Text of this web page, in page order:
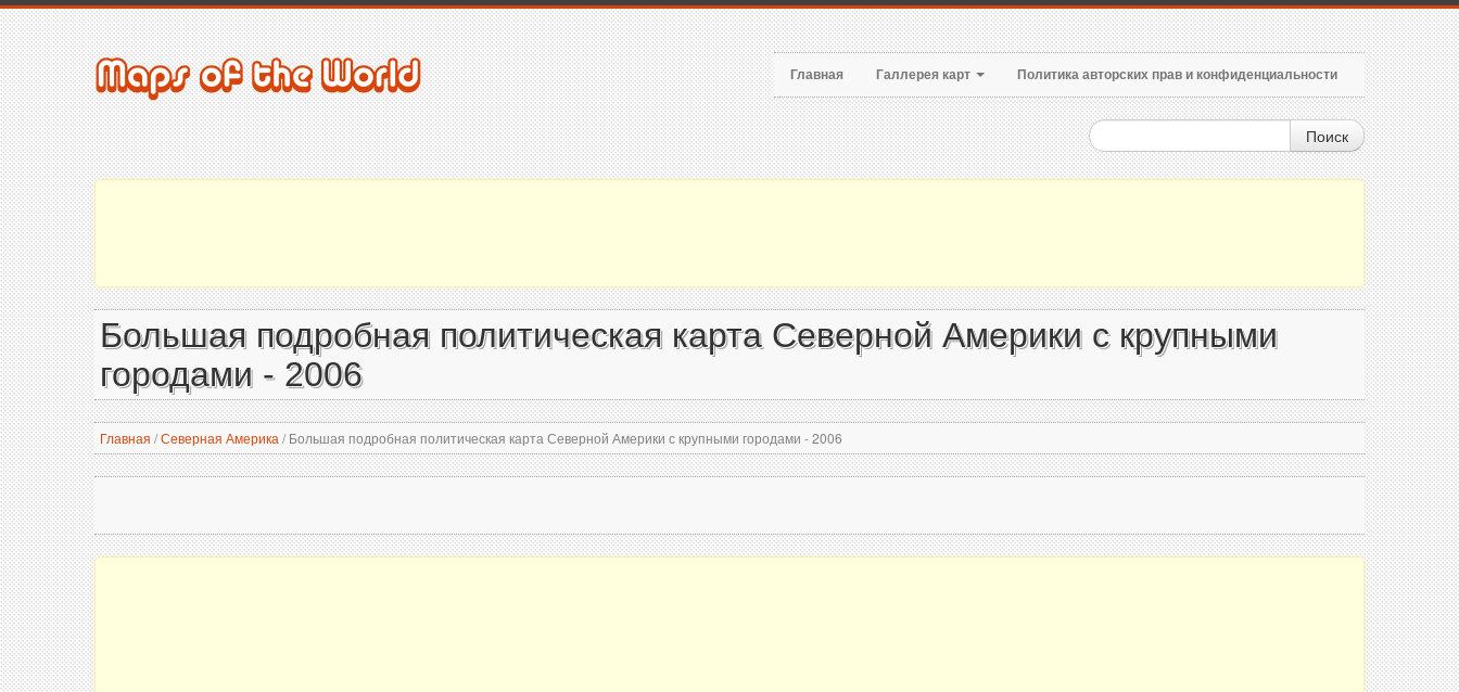
Главная Галлерея карт Политика авторских прав и конфиденциальности
Поиск
Большая подробная политическая карта Северной Америки с крупными
городами - 2006
Главная /Северная Америка /Большая подробная политическая карта Северной Америки с крупными городами - 2006